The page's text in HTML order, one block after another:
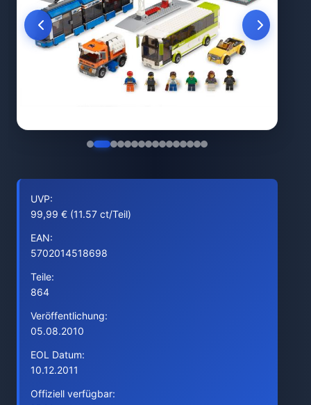
UVP:
99,99 € (11.57 ct/Teil)
EAN:
5702014518698
Teile:
864
Veröffentlichung:
05.08.2010
EOL Datum:
10.12.2011
Offiziell verfügbar: